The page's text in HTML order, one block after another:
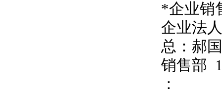
*企业销
企业法
总：郝
销售部
：